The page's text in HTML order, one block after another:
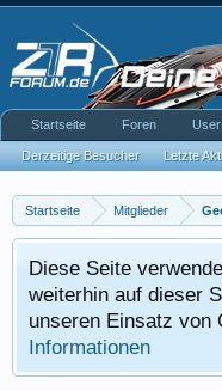
Startseite Mitglieder
Diese Seite
weiterhin auf dieser
unseren Einsatz von
Informationen
Startseite Foren
Derzeitige Besucher Letzte